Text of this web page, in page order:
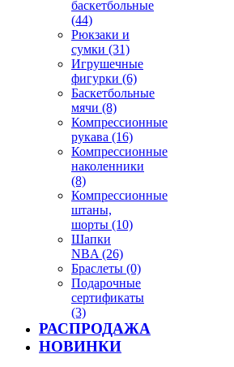
баскетбольные
(44)
Рюкзаки и
сумки (31)
Игрушечные
фигурки (6)
Баскетбольные
мячи (8)
Компрессионные
рукава (16)
Компрессионные
наколенники
(8)
Компрессионные
штаны,
шорты (10)
Шапки
NBA (26)
Браслеты (0)
Подарочные
сертификаты
(3)
РАСПРОДАЖА
НОВИНКИ